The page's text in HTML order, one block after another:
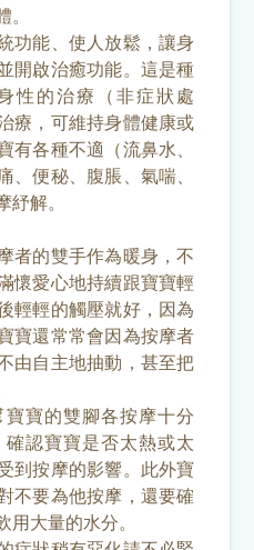
。
功能、使人放鬆，讓身
開啟治癒功能。這是種
性的治療（非症狀處
療，可維持身體健康或
有各種不適（流鼻水、
、便秘、腹脹、氣喘、
紓解。
者的雙手作為暖身，不
懷愛心地持續跟寶寶輕
輕輕的觸壓就好，因為
寶還常常會因為按摩者
由自主地抽動，甚至把
寶的雙腳各按摩十分
認寶寶是否太熱或太
到按摩的影響。此外寶
不要為他按摩，還要確
用大量的水分。